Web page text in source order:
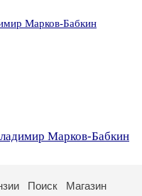
Марков-Бабкин
Марков-Бабкин
Поиск
Магазин